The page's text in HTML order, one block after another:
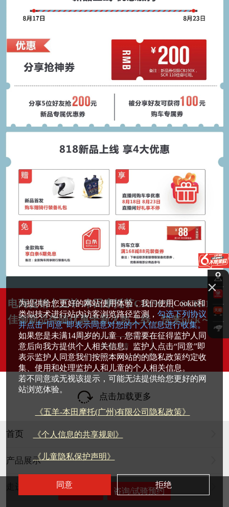
电商促销丨五羊-本田摩托节CB190X、SCR110
佳御新品伴随优惠全新火热上线，快来pick～
查看详情
点击加载更多
首页
产品展示
门店查询 咨询/试骑预约
为提供给您更好的网站使用体验，我们使用Cookie和
类似技术进行站内访客浏览路径监测， 勾选下列协议
并点击“同意”即表示同意对您的个人信息进行收集。
如果您是未满14周岁的儿童，您需要在征得监护人同
意后向我方提供个人相关信息。监护人点击“同意”即
表示监护人同意我们按照本网站的的隐私政策约定收
集、使用和处理监护人和儿童的个人相关信息。
若不同意或无视该提示，可能无法提供给您更好的网
站浏览体验。
《五羊-本田摩托(广州)有限公司隐私政策》
《个人信息的共享规则》
《儿童隐私保护声明》
同意 拒绝